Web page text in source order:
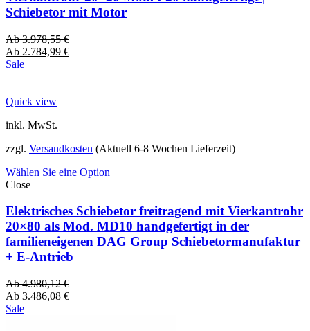
Schiebetor mit Motor
Ab3.978,55€
Ab 2.784,99 €
Sale
Quick view
inkl. MwSt.
zzgl. Versandkosten (Aktuell 6-8 Wochen Lieferzeit)
Wählen Sie eine Option
Close
Elektrisches Schiebetor freitragend mit Vierkantrohr
20×80 als Mod. MD10 handgefertigt in der
familieneigenen DAG Group Schiebetormanufaktur
+ E-Antrieb
Ab4.980,12€
Ab 3.486,08 €
Sale